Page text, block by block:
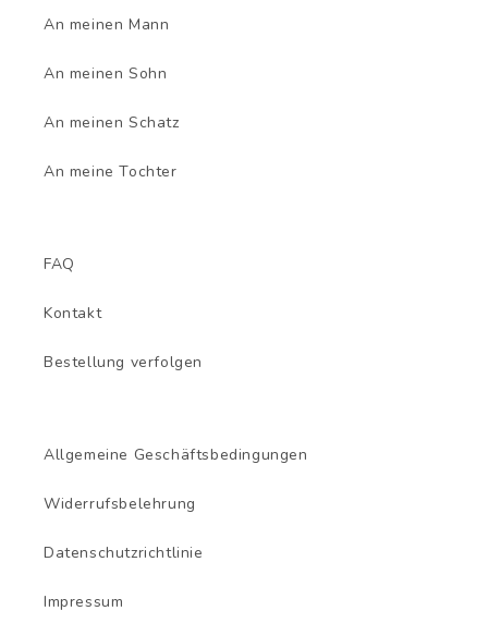
An meinen Mann
An meinen Sohn
An meinen Schatz
An meine Tochter
FAQ
Kontakt
Bestellung verfolgen
Allgemeine Geschäftsbedingungen
Widerrufsbelehrung
Datenschutzrichtlinie
Impressum